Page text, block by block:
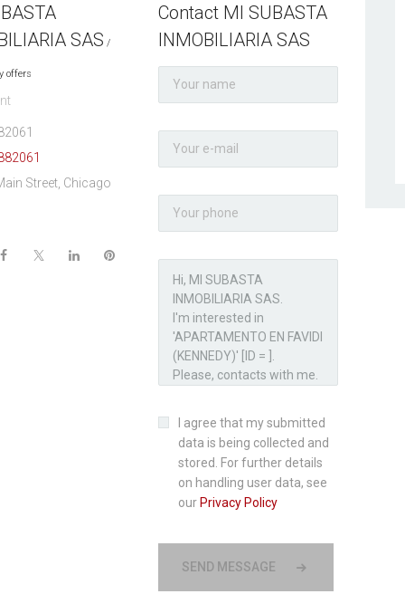
SAS
offers
Street, Chicago
Contact MI SUBASTA
INMOBILIARIA SAS
I agree that my submitted
data is being collected and
stored. For further details
on handling user data, see
our Privacy Policy
SEND MESSAGE